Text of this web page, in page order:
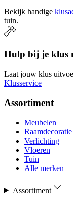
Bekijk handige
tuin.
Hulp bij je klus
Laat jouw klus
Klusservice
Assortiment
Meubelen
Raamdecoratie
Verlichting
Vloeren
Tuin
Alle merken
Assortiment